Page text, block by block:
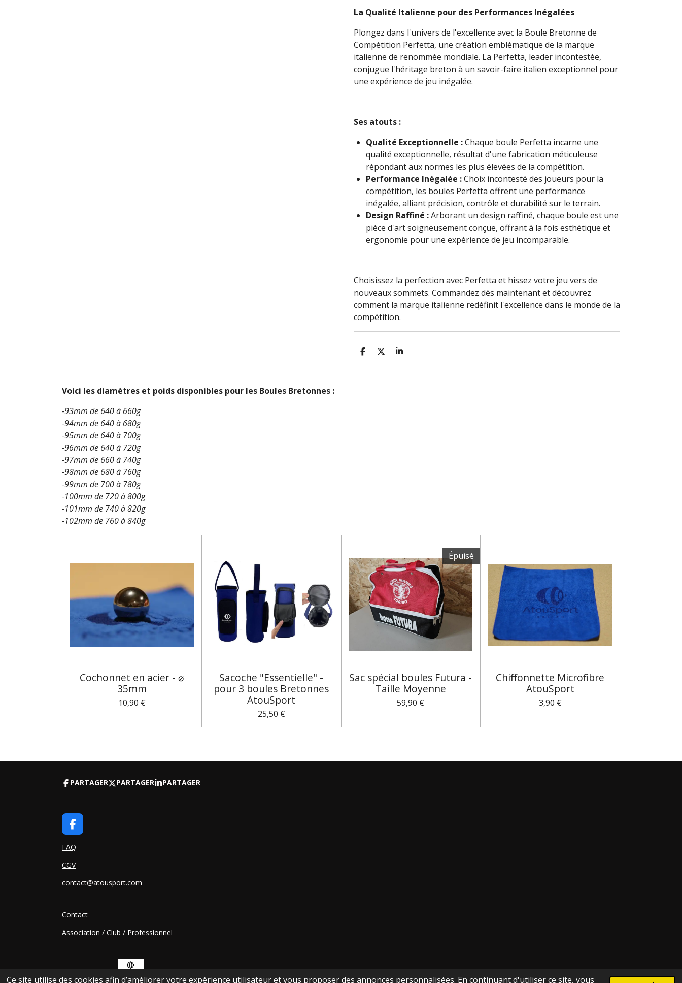
Ce site utilise des cookies afin d’améliorer votre expérience utilisateur et vous proposer des annonces personnalisées. En continuant d'utiliser ce site, vous
La Qualité Italienne pour des Performances Inégalées
Plongez dans l'univers de l'excellence avec la Boule Bretonne de
Compétition Perfetta, une création emblématique de la marque
italienne de renommée mondiale. La Perfetta, leader incontestée,
conjugue l'héritage breton à un savoir-faire italien exceptionnel pour
une expérience de jeu inégalée.
Ses atouts :
Qualité Exceptionnelle :Chaque boule Perfetta incarne une
qualité exceptionnelle, résultat d'une fabrication méticuleuse
répondant aux normes les plus élevées de la compétition.
Performance Inégalée :Choix incontesté des joueurs pour la
compétition, les boules Perfetta offrent une performance
inégalée, alliant précision, contrôle et durabilité sur le terrain.
Design Raffiné :Arborant un design raffiné, chaque boule est une
pièce d'art soigneusement conçue, offrant à la fois esthétique et
ergonomie pour une expérience de jeu incomparable.
Choisissez la perfection avec Perfetta et hissez votre jeu vers de
nouveaux sommets. Commandez dès maintenant et découvrez
comment la marque italienne redéfinit l'excellence dans le monde de la
compétition.
P
P
P
Voici les diamètres et poids disponibles pour les Boules Bretonnes :
-93mm de 640 à 660g
-94mm de 640 à 680g
-95mm de 640 à 700g
-96mm de 640 à 720g
-97mm de 660 à 740g
-98mm de 680 à 760g
-99mm de 700 à 780g
-100mm de 720 à 800g
-101mm de 740 à 820g
-102mm de 760 à 840g
Cochonnet en acier - ⌀
35mm
10,90 €
Sacoche "Essentielle" -
pour 3 boules Bretonnes
AtouSport
25,50 €
Épuisé
Sac spécial boules Futura -
Taille Moyenne
59,90 €
Chiffonnette Microfibre
AtouSport
3,90 €
PARTAGER PARTAGER PARTAGER
F
A
C
B
O
FAQ
CGV
contact@atousport.com
Contact
Association / Club / Professionnel